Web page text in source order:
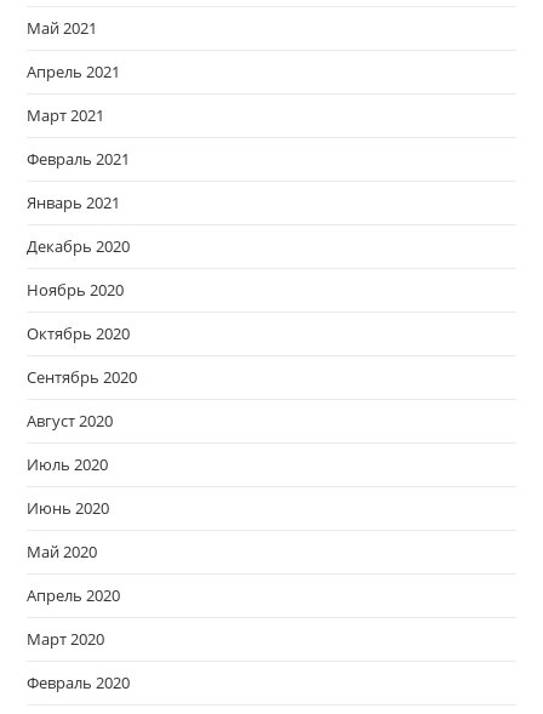
Май 2021
Апрель 2021
Март 2021
Февраль 2021
Январь 2021
Декабрь 2020
Ноябрь 2020
Октябрь 2020
Сентябрь 2020
Август 2020
Июль 2020
Июнь 2020
Май 2020
Апрель 2020
Март 2020
Февраль 2020